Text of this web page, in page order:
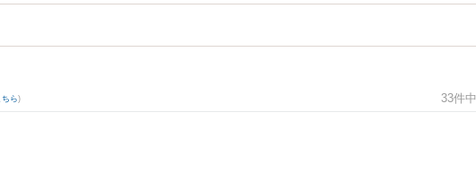
ちら) 33件